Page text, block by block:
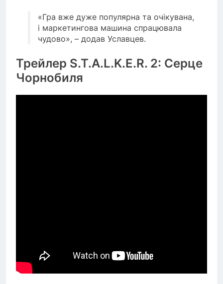
«Гра вже дуже популярна та очікувана,
і маркетингова машина спрацювала
чудово», – додав Уславцев.
Трейлер S.T.A.L.K.E.R. 2: Серце
Чорнобиля